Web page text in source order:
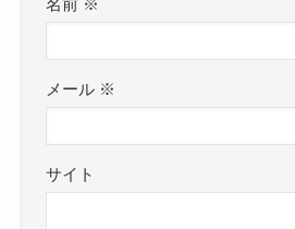
名前 ※
メール ※
サイト